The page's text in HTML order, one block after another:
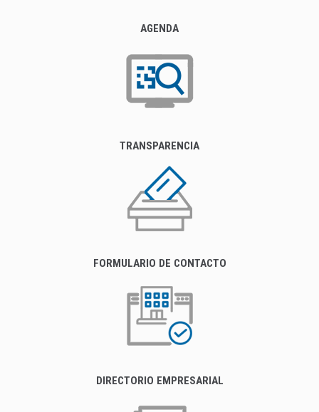
AGENDA
TRANSPARENCIA
FORMULARIO DE CONTACTO
DIRECTORIO EMPRESARIAL